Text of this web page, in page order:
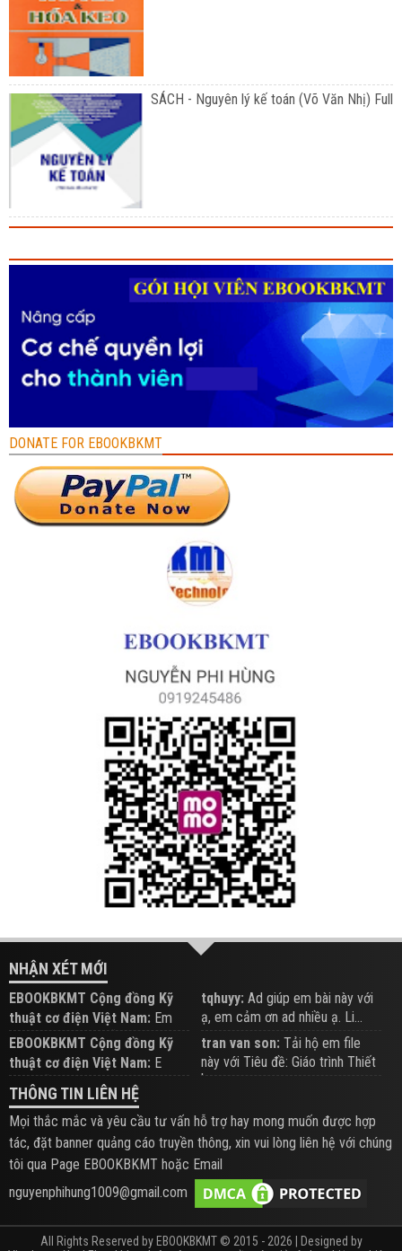
SÁCH - Nguyên lý kế toán (Võ Văn Nhị) Full
DONATE FOR EBOOKBKMT
NHẬN XÉT MỚI
EBOOKBKMT Cộng đồng Kỹ
thuật cơ điện Việt Nam: Em
đăng trên Group hỗ trợ nhé
tqhuyy: Ad giúp em bài này với
ạ, em cảm ơn ad nhiều ạ. Li...
EBOOKBKMT Cộng đồng Kỹ
thuật cơ điện Việt Nam: E
xem hỗ trợ trên Group
tran van son: Tải hộ em file
này với Tiêu đề: Giáo trình Thiết
b...
THÔNG TIN LIÊN HỆ
Mọi thắc mắc và yêu cầu tư vấn hỗ trợ hay mong muốn được hợp
tác, đặt banner quảng cáo truyền thông, xin vui lòng liên hệ với chúng
tôi qua Page EBOOKBKMT hoặc Email
nguyenphihung1009@gmail.com
All Rights Reserved by EBOOKBKMT © 2015 - 2026 | Designed by